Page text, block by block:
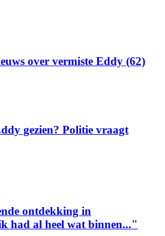
over vermiste Eddy (62)
gezien? Politie vraagt
ontdekking in
had al heel wat binnen..."